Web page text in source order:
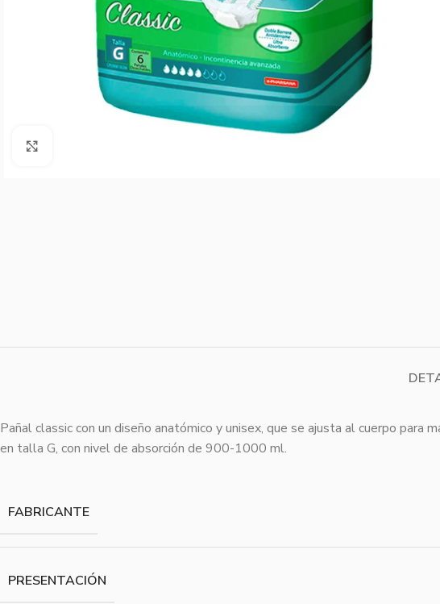
Pañal classic con un diseño anatómico y unisex, que se ajusta al cuerpo
en talla G, con nivel de absorción de 900-1000 ml.
FABRICANTE
PRESENTACIÓN